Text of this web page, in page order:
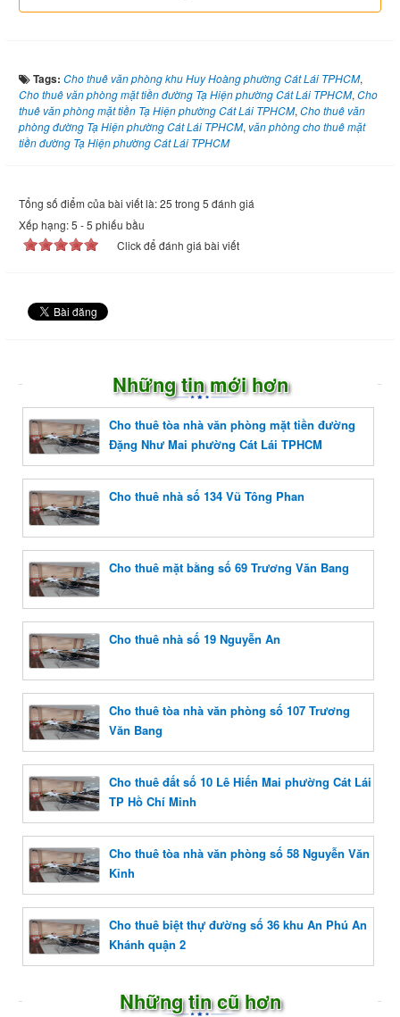
Tags: Cho thuê văn phòng khu Huy Hoàng phường Cát Lái TPHCM,
Cho thuê văn phòng mặt tiền đường Tạ Hiện phường Cát Lái TPHCM, Cho
thuê văn phòng mặt tiền Tạ Hiện phường Cát Lái TPHCM, Cho thuê văn
phòng đường Tạ Hiện phường Cát Lái TPHCM, văn phòng cho thuê mặt
tiền đường Tạ Hiện phường Cát Lái TPHCM
Tổng số điểm của bài viết là: 25 trong 5 đánh giá
Xếp hạng:5 -5 phiếu bầu
Click để đánh giá bài viết
Những tin mới hơn
Cho thuê tòa nhà văn phòng mặt tiền đường
Đặng Như Mai phường Cát Lái TPHCM
Cho thuê nhà số 134 Vũ Tông Phan
Cho thuê mặt bằng số 69 Trương Văn Bang
Cho thuê nhà số 19 Nguyễn An
Cho thuê tòa nhà văn phòng số 107 Trương
Văn Bang
Cho thuê đất số 10 Lê Hiến Mai phường Cát Lái
TP Hồ Chí Minh
Cho thuê tòa nhà văn phòng số 58 Nguyễn Văn
Kỉnh
Cho thuê biệt thự đường số 36 khu An Phú An
Khánh quận 2
Những tin cũ hơn